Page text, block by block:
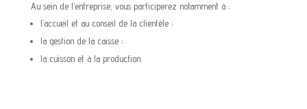
Au sein de l’entreprise, vous participerez notamment à :
l’accueil et au conseil de la clientèle ;
la gestion de la caisse ;
la cuisson et à la production.